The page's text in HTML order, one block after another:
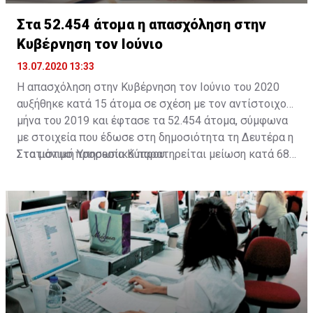
την περίοδο υποβολής αιτήσεων για τον μήνα Απρίλιο
2021.
Στα 52.454 άτομα η απασχόληση στην
Κυβέρνηση τον Ιούνιο
13.07.2020 13:33
Η απασχόληση στην Κυβέρνηση τον Ιούνιο του 2020
αυξήθηκε κατά 15 άτομα σε σχέση με τον αντίστοιχο
μήνα του 2019 και έφτασε τα 52.454 άτομα, σύμφωνα
με στοιχεία που έδωσε στη δημοσιότητα τη Δευτέρα η
Στατιστική Υπηρεσία Κύπρου.
Στο μόνιμο προσωπικό παρατηρείται μείωση κατά 685
έκτακτο προσωπικό παρατηρείται αύξηση κατά 771
άτομα (5,0%) φθάνοντας τις 16.541 σε σχέση με 15.470
άτομα τον Ιούνιο του 2019.
Σε σχέση με τον Ιούνιο του 2019 παρατηρείται αύξηση
στο προσωπικό της Εκπαιδευτικής Υπηρεσίας (1,3%)
καθώς και στο προσωπικό των Δυνάμεων Ασφαλείας
(0,1%). Και στις τρεις κατηγορίες προσωπικού